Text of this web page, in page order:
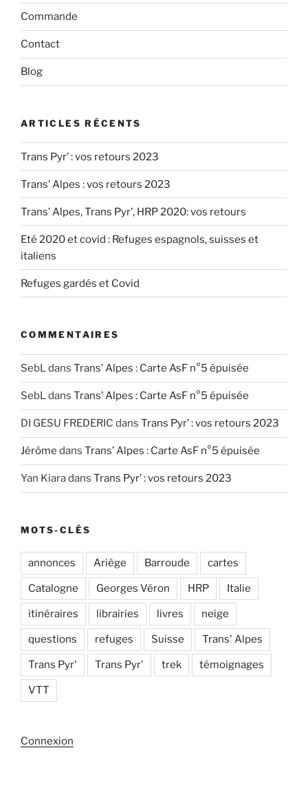
Commande
Contact
Blog
ARTICLES RÉCENTS
Trans Pyr’ : vos retours 2023
Trans’ Alpes : vos retours 2023
Trans’ Alpes, Trans Pyr’, HRP 2020: vos retours
Eté 2020 et covid : Refuges espagnols, suisses et
italiens
Refuges gardés et Covid
COMMENTAIRES
SebLdans Trans’ Alpes : Carte AsF n°5 épuisée
SebLdans Trans’ Alpes : Carte AsF n°5 épuisée
DI GESU FREDERIC dans Trans Pyr’ : vos retours 2023
Jérôme dans Trans’ Alpes : Carte AsF n°5 épuisée
Yan Kiaradans Trans Pyr’ : vos retours 2023
MOTS-CLÉS
annonces Ariège Barroude cartes
Catalogne Georges Véron HRP Italie
itinéraires librairies livres neige
questions refuges Suisse Trans' Alpes
Trans Pyr' Trans Pyr' trek témoignages
VTT
Connexion